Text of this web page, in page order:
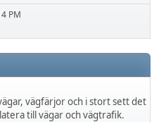
PM
vägfärjor och i stort sett det
till vägar och vägtrafik.